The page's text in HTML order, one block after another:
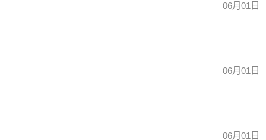
06月01日
06月01日
06月01日